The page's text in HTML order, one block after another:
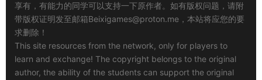
享有，有能力的同学可以支持一下原作者。如有版权问题，请附
带版权证明发至邮箱Beixigames@proton.me ，本站将应您的要
求删除！
This site resources from the network, only for players to
learn and exchange! The copyright belongs to the original
author, the ability of the students can support the original